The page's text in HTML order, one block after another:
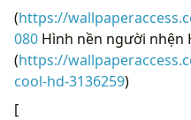
(https://
080 Hình nền người nhện
(https://
cool-hd-3136259)
[